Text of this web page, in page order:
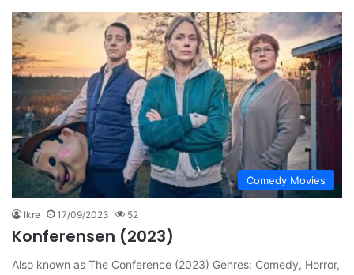
Comedy Movies
Ikre 17/09/2023 52
Konferensen (2023)
Also known as The Conference (2023) Genres: Comedy, Horror,